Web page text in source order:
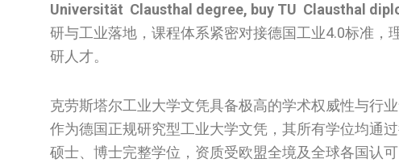
Universität Clausthal degree, buy TU Clausthal
研与工业落地，课程体系紧密对接德国工业4.0标准
研人才。
克劳斯塔尔工业大学文凭具备极高的学术权威性与行业
作为德国正规研究型工业大学文凭，其所有学位均通
硕士、博士完整学位，资质受欧盟全境及全球各国认